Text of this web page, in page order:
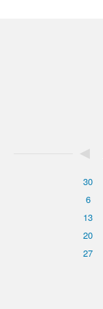
◄
30
6
13
20
27